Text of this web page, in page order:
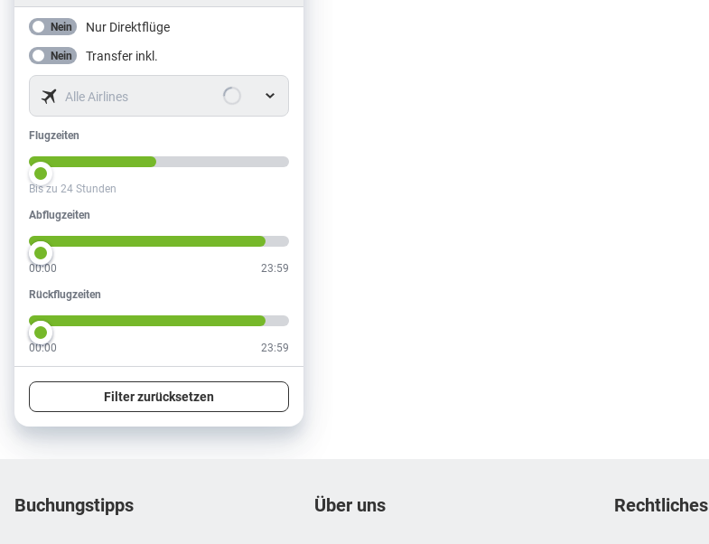
Nein Nur Direktflüge
Nein Transfer inkl.
Alle Airlines
Flugzeiten
Flugzeiten
Bis zu 24 Stunden
Abflugzeiten
Abflugzeiten
00:00 23:59
Rückflugzeiten
Rückflugzeiten
00:00 23:59
Filter zurücksetzen
Footer navigation
Buchungstipps Über uns Rechtliches